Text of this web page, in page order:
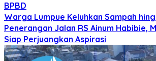
BPBD
Warga Lumpue Keluhkan Sampah
Penerangan Jalan RS Ainum Habibie,
Siap Perjuangkan Aspirasi